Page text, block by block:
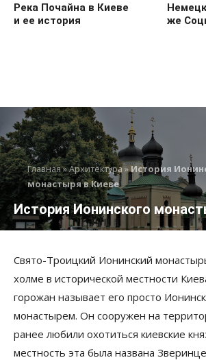
Река Почайна в Киеве
и ее история
же
Главная»Архитектура»История
монастыря в Киеве
История Ионинского
Свято-Троицкий Ионинский
холме в исторической местности
горожан называет его просто
монастырем. Он сооружен на
ранее любили охотиться киевские
местность эта была названа